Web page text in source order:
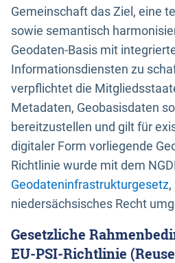
Gemeinschaft das Ziel, eine
sowie semantisch
Geodaten-Basis mit
Informationsdiensten zu
verpflichtet die
Metadaten, Geobasisdaten
bereitzustellen und gilt für
digitaler Form vorliegende
Richtlinie wurde mit dem
Geodateninfrastrukturgesetz,
niedersächsisches Recht
Gesetzliche
EU-PSI-Richtlinie